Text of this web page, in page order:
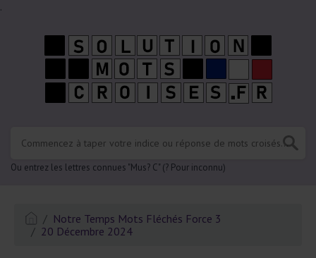
.
Ou entrez les lettres connues "Mus? C" (? Pour inconnu)
Notre Temps Mots Fléchés Force 3
20 Décembre 2024